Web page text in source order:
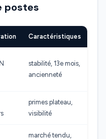
postes
Caractéristiques
stabilité, 13e mois,
ancienneté
primes plateau,
visibilité
marché tendu,